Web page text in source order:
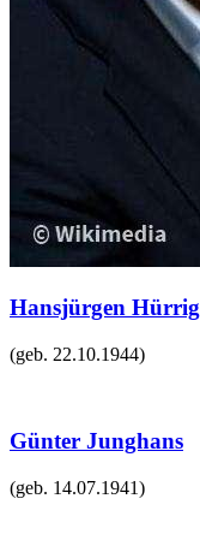
Hansjürgen Hürrig
(geb. 22.10.1944)
Günter Junghans
(geb. 14.07.1941)